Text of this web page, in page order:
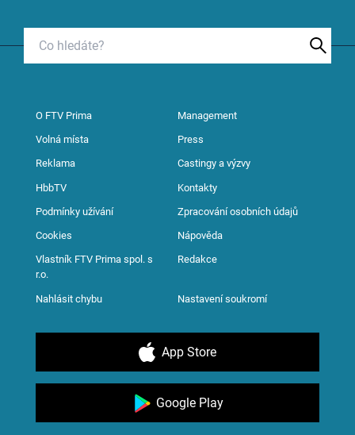
O FTV Prima Management
Volná místa Press
Reklama Castingy a výzvy
HbbTV Kontakty
Podmínky užívání Zpracování osobních údajů
Cookies Nápověda
Vlastník FTV Prima spol. s
r.o.
Redakce
Nahlásit chybu Nastavení soukromí
App Store
Google Play